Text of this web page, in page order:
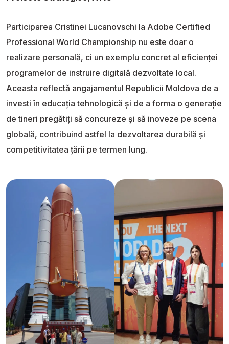
Participarea Cristinei Lucanovschi la Adobe Certified
Professional World Championship nu este doar o
realizare personală, ci un exemplu concret al eficienței
programelor de instruire digitală dezvoltate local.
Aceasta reflectă angajamentul Republicii Moldova de a
investi în educația tehnologică și de a forma o generație
de tineri pregătiți să concureze și să inoveze pe scena
globală, contribuind astfel la dezvoltarea durabilă și
competitivitatea țării pe termen lung.